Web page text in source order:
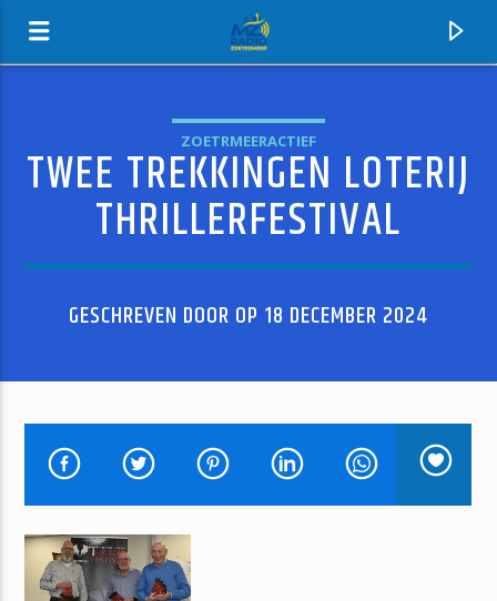
MZ-RADIO
HUIDIG NUMMER
T FUST VOL MUZIEK
ARNOLD OVERHAART
ZOETRMEERACTIEF
TWEE TREKKINGEN LOTERIJ
THRILLERFESTIVAL
GESCHREVEN DOOR OP 18 DECEMBER 2024